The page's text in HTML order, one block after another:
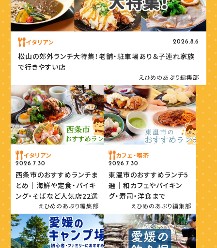
イタリアン 2026.8.6
松山の郊外ランチ大特集！老舗・駐車場あり＆子連れ家族
で行きやすい店
えひめのあぷり編集部
イタリアン
2026.7.30
西条市のおすすめランチま
とめ｜海鮮や定食・バイキ
ング・そばなど人気店22選
えひめのあぷり編集部
カフェ・喫茶
2026.7.30
東温市のおすすめランチ5
選｜和カフェやバイキン
グ・寿司・洋食まで
えひめのあぷり編集部